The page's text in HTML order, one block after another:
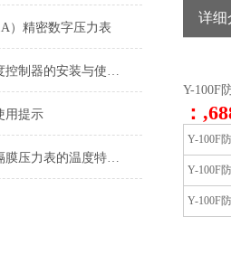
）精密数字压力表
六氟化硫密度控制器的安装与使用过程是至关重要的
用提示
不锈钢耐震隔膜压力表的温度特性和耐蚀性都是我们需要了解清楚的
详细
Y-100F
：
Y-100F
Y-100F
Y-100F